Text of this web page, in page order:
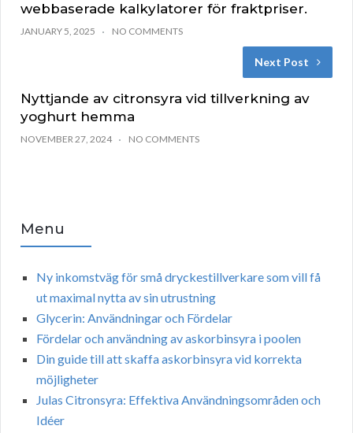
webbaserade kalkylatorer för fraktpriser.
JANUARY 5, 2025 NO COMMENTS
Next Post
Nyttjande av citronsyra vid tillverkning av
yoghurt hemma
NOVEMBER 27, 2024 NO COMMENTS
Menu
Ny inkomstväg för små dryckestillverkare som vill få
ut maximal nytta av sin utrustning
Glycerin: Användningar och Fördelar
Fördelar och användning av askorbinsyra i poolen
Din guide till att skaffa askorbinsyra vid korrekta
möjligheter
Julas Citronsyra: Effektiva Användningsområden och
Idéer